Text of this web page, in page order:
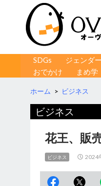
コンテンツへ移動
SDGs ジェンダー
おでかけ
まめ学
ホーム > ビジネス
ビジネス
花王、販
ビジネス 2024